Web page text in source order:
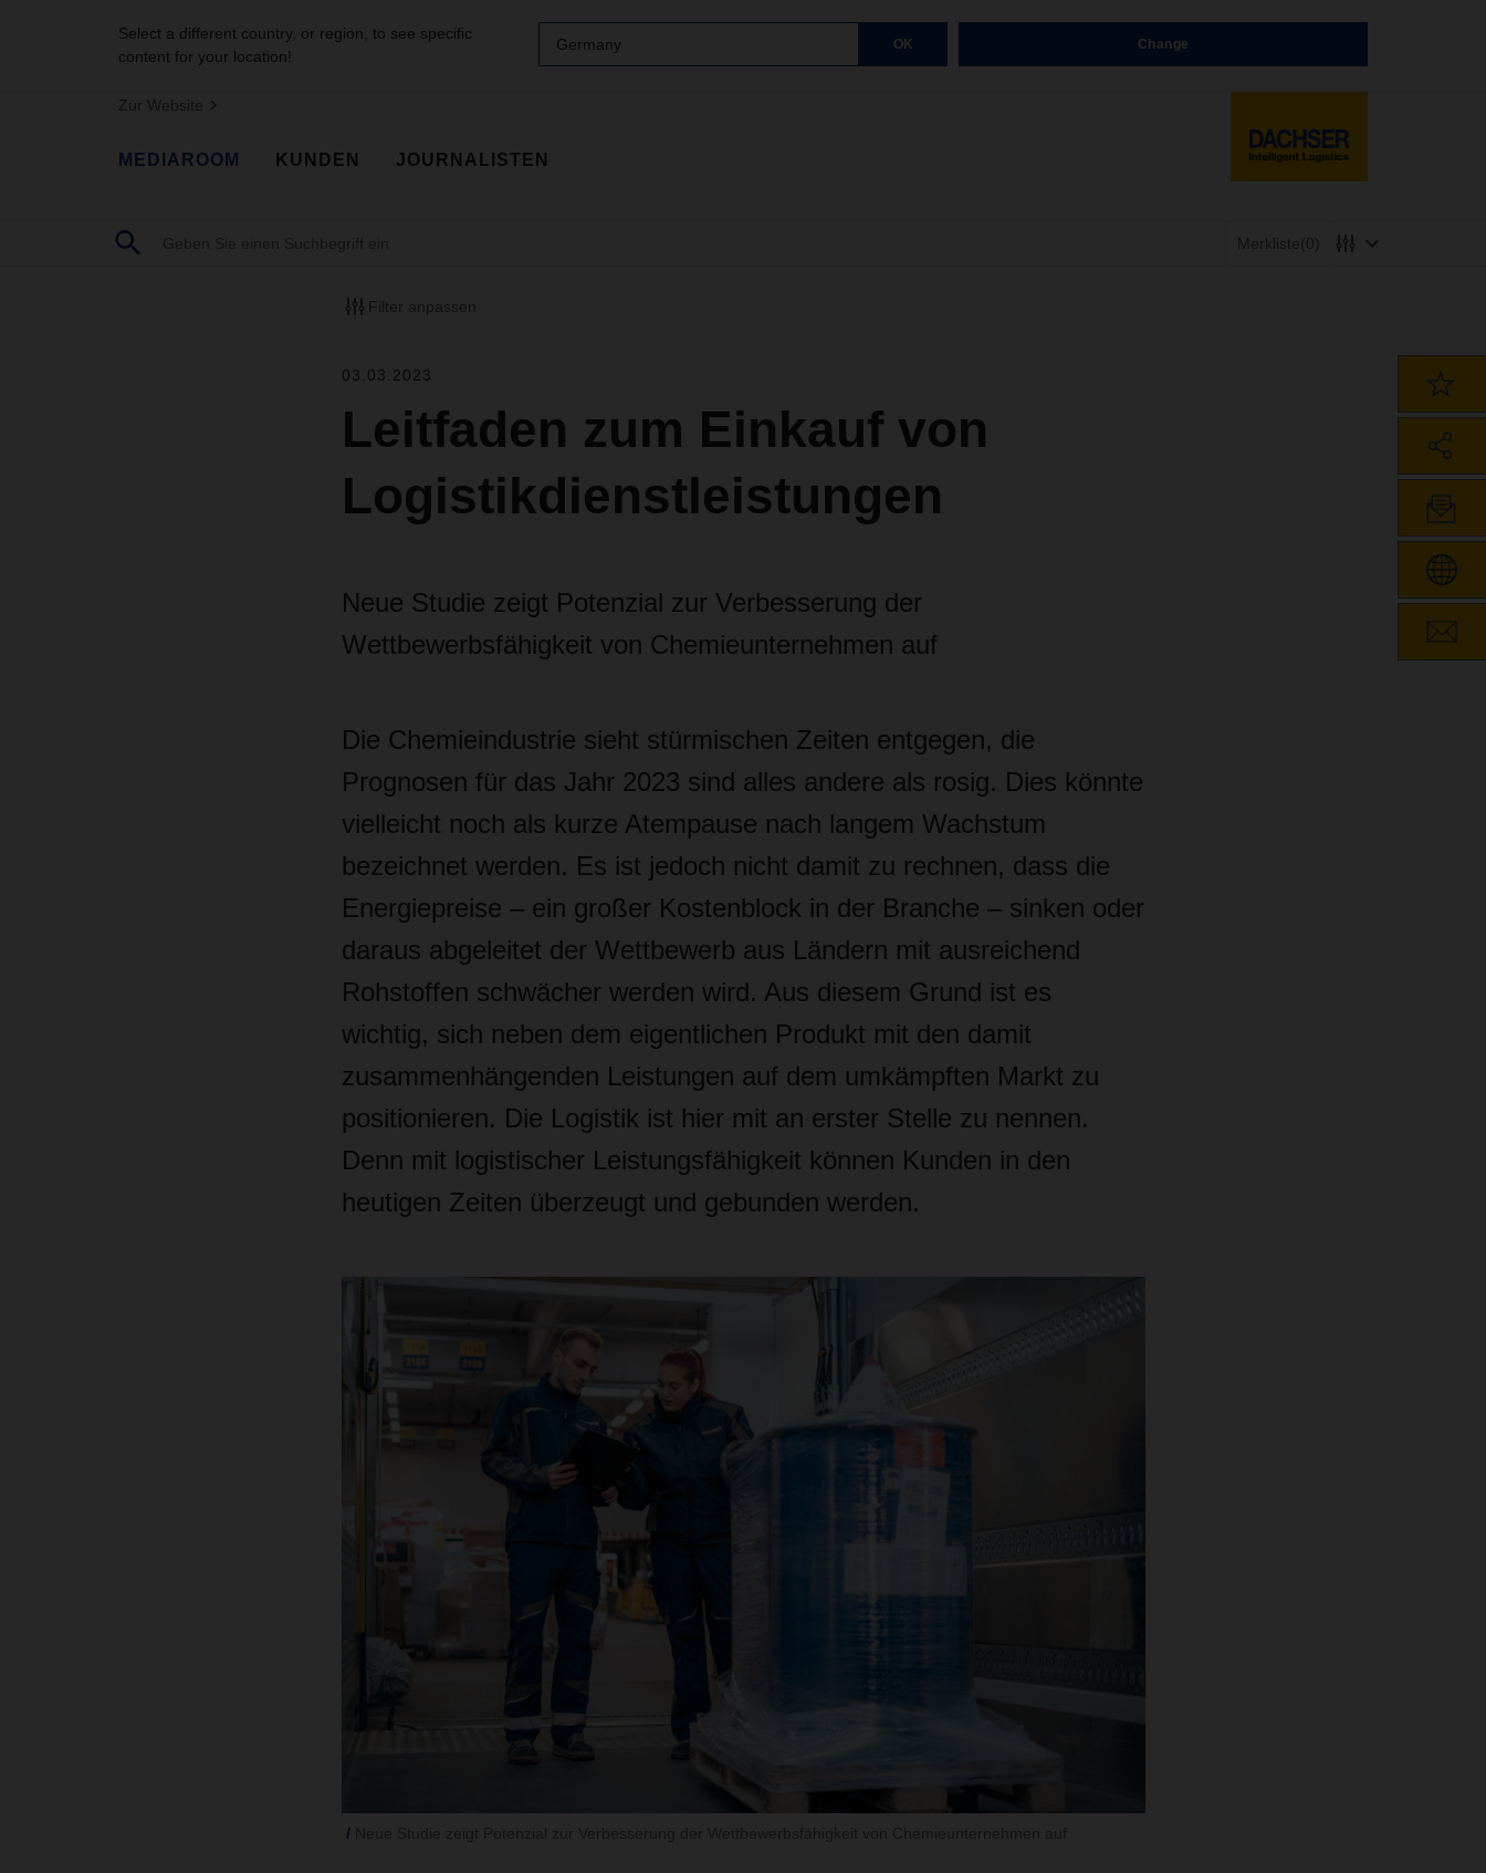
Select a different country, or region, to see specific
content for your location!
Germany OK Change
Zur Website
MEDIAROOM KUNDEN JOURNALISTEN
Merkliste(0)
Filter anpassen
03.03.2023
Leitfaden zum Einkauf von
Logistikdienstleistungen
Neue Studie zeigt Potenzial zur Verbesserung der
Wettbewerbsfähigkeit von Chemieunternehmen auf
Die Chemieindustrie sieht stürmischen Zeiten entgegen, die
Prognosen für das Jahr 2023 sind alles andere als rosig. Dies könnte
vielleicht noch als kurze Atempause nach langem Wachstum
bezeichnet werden. Es ist jedoch nicht damit zu rechnen, dass die
Energiepreise – ein großer Kostenblock in der Branche – sinken oder
daraus abgeleitet der Wettbewerb aus Ländern mit ausreichend
Rohstoffen schwächer werden wird. Aus diesem Grund ist es
wichtig, sich neben dem eigentlichen Produkt mit den damit
zusammenhängenden Leistungen auf dem umkämpften Markt zu
positionieren. Die Logistik ist hier mit an erster Stelle zu nennen.
Denn mit logistischer Leistungsfähigkeit können Kunden in den
heutigen Zeiten überzeugt und gebunden werden.